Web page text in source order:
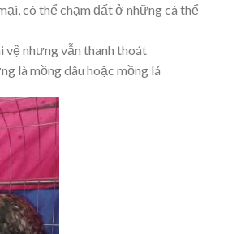
có thể chạm đất ở những cá thể
vệ nhưng vẫn thanh thoát
là mồng dâu hoặc mồng lá